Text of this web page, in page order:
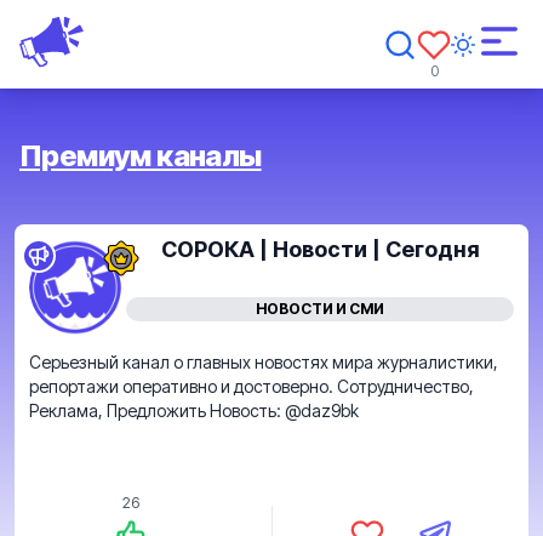
0
Премиум каналы
СОРОКА | Новости | Сегодня
НОВОСТИ И СМИ
Серьезный канал о главных новостях мира журналистики,
репортажи оперативно и достоверно. Сотрудничество,
Реклама, Предложить Новость: @daz9bk
26